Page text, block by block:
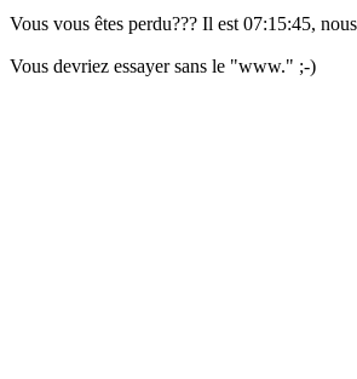
Vous vous êtes perdu??? Il est 07:15:45,
Vous devriez essayer sans le "www." ;-)